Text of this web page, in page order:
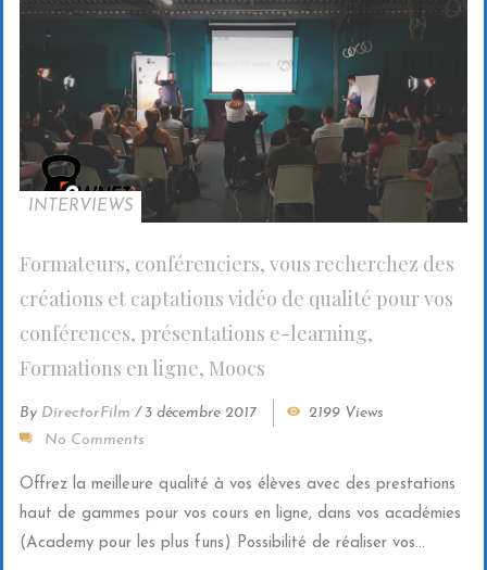
INTERVIEWS
Formateurs, conférenciers, vous recherchez des
créations et captations vidéo de qualité pour vos
conférences, présentations e-learning,
Formations en ligne, Moocs
By DirectorFilm / 3 décembre 2017
2199 Views
No Comments
Offrez la meilleure qualité à vos élèves avec des prestations
haut de gammes pour vos cours en ligne, dans vos académies
(Academy pour les plus funs) Possibilité de réaliser vos...